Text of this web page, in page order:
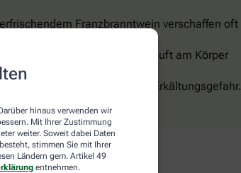
hinaus verwenden wir
Mit Ihrer Zustimmung
weiter. Soweit dabei Daten
stimmen Sie mit Ihrer
Ländern gem. Artikel 49
entnehmen.
Franzbranntwein verschaffen oft
sind eine Wohltat.
luftdurchlässig und lässt die Luft am Körper
kalt einstellen, sonst droht Erkältungsgefahr.